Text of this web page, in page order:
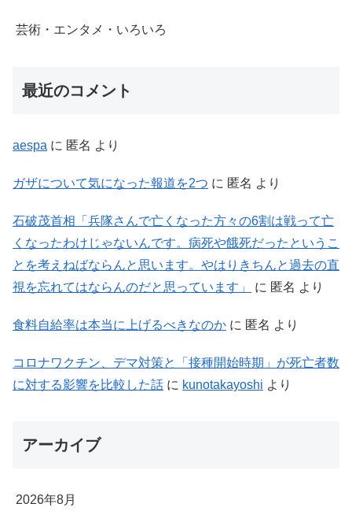
芸術・エンタメ・いろいろ
最近のコメント
aespa に 匿名 より
ガザについて気になった報道を2つ に 匿名 より
石破茂首相「兵隊さんで亡くなった方々の6割は戦って亡
くなったわけじゃないんです。病死や餓死だったというこ
とを考えねばならんと思います。やはりきちんと過去の直
視を忘れてはならんのだと思っています」
に 匿名 より
食料自給率は本当に上げるべきなのか に 匿名 より
コロナワクチン、デマ対策と「接種開始時期」が死亡者数
に対する影響を比較した話 に kunotakayoshi より
アーカイブ
2026年8月